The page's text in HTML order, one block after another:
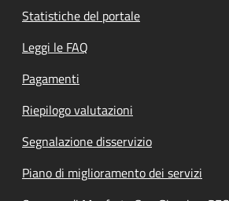
Statistiche del portale
Leggi le FAQ
Pagamenti
Riepilogo valutazioni
Segnalazione disservizio
Piano di miglioramento dei servizi